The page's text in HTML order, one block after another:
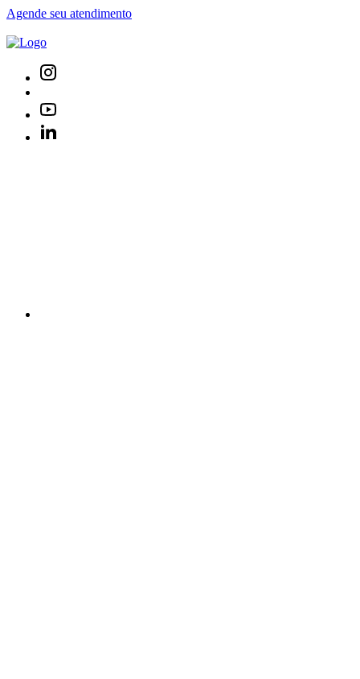
Agende seu atendimento